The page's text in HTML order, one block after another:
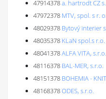
47914378a. hartrodt CZ
47972378 MTV, spol. s r.
48029378 Bytový interier
48035378 KLaN spol.s r.o.
48041378ALFA VITA, s.r.o.
48116378 BAL-MER, s.r.o.
48151378 BOHEMIA -
48168378ODES, s.r.o.